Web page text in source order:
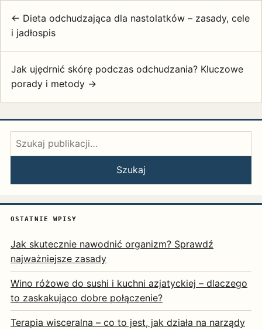
← Dieta odchudzająca dla nastolatków – zasady, cele
i jadłospis
Jak ujędrnić skórę podczas odchudzania? Kluczowe
porady i metody →
Szukaj:
Szukaj
OSTATNIE WPISY
Jak skutecznie nawodnić organizm? Sprawdź
najważniejsze zasady
Wino różowe do sushi i kuchni azjatyckiej – dlaczego
to zaskakująco dobre połączenie?
Terapia wisceralna – co to jest, jak działa na narządy